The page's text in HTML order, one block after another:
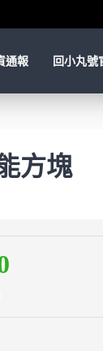
通報 回小丸號
方塊